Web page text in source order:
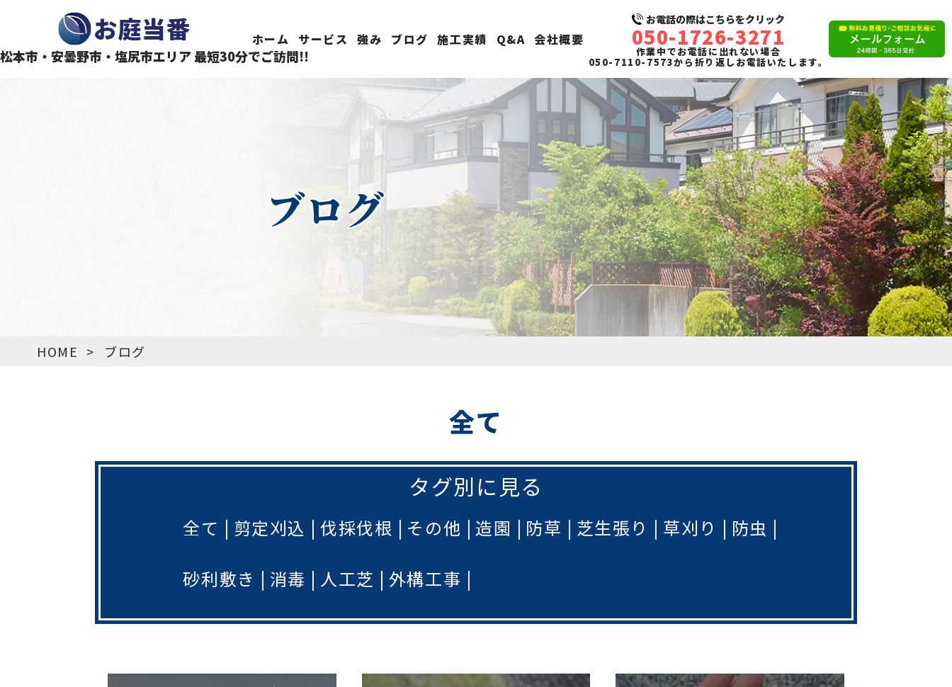
長野県で庭木の剪定・伐採ならお庭当番にお任せください
お庭当番
松本市・安曇野市・塩尻市エリア 最短30分でご訪問!!
ホーム サービス 強み ブログ 施工実績 Q&A 会社概要
お電話の際はこちらをクリック
050-1726-3271
作業中でお電話に出れない場合
050-7110-7573から折り返しお電話いたします。
ブログ
HOME > ブログ
全て
タグ別に見る
全て 剪定刈込 伐採伐根 その他 造園 防草 芝生張り 草刈り 防虫
砂利敷き 消毒 人工芝 外構工事